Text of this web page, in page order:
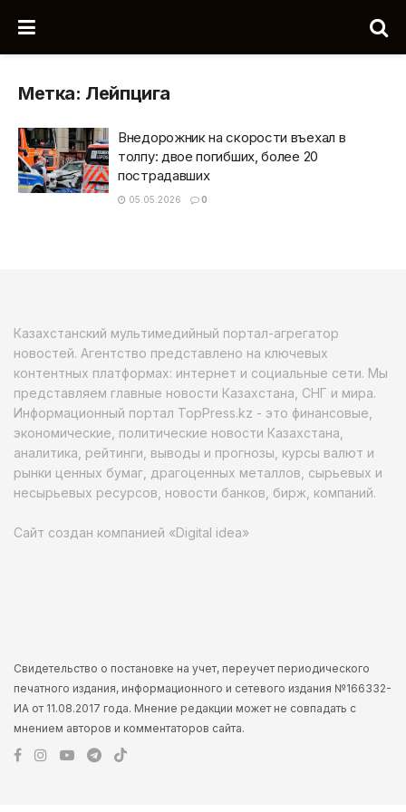
Метка: Лейпцига
Внедорожник на скорости въехал в
толпу: двое погибших, более 20
пострадавших
05.05.2026 0
Казахстанский мультимедийный портал-агрегатор
новостей. Агентство представлено на ключевых
контентных платформах: интернет и социальные сети. Мы
представляем главные новости Казахстана, СНГ и мира.
Информационный портал TopPress.kz - это финансовые,
экономические, политические новости Казахстана,
аналитика, рейтинги, выводы и прогнозы, курсы валют и
рынки ценных бумаг, драгоценных металлов, сырьевых и
несырьевых ресурсов, новости банков, бирж, компаний.
Сайт создан компанией «Digital idea»
Свидетельство о постановке на учет, переучет периодического
печатного издания, информационного и сетевого издания №166332-
ИА от 11.08.2017 года. Мнение редакции может не совпадать с
мнением авторов и комментаторов сайта.